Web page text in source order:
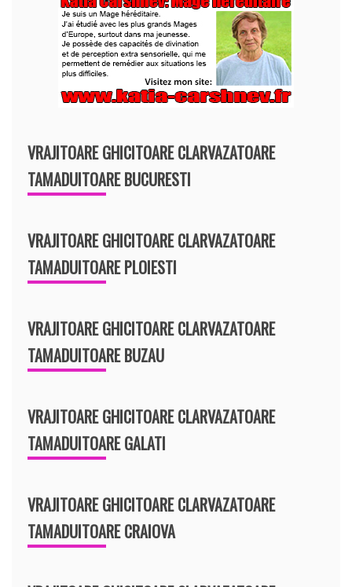
VRAJITOARE GHICITOARE CLARVAZATOARE
TAMADUITOARE BUCURESTI
VRAJITOARE GHICITOARE CLARVAZATOARE
TAMADUITOARE PLOIESTI
VRAJITOARE GHICITOARE CLARVAZATOARE
TAMADUITOARE BUZAU
VRAJITOARE GHICITOARE CLARVAZATOARE
TAMADUITOARE GALATI
VRAJITOARE GHICITOARE CLARVAZATOARE
TAMADUITOARE CRAIOVA